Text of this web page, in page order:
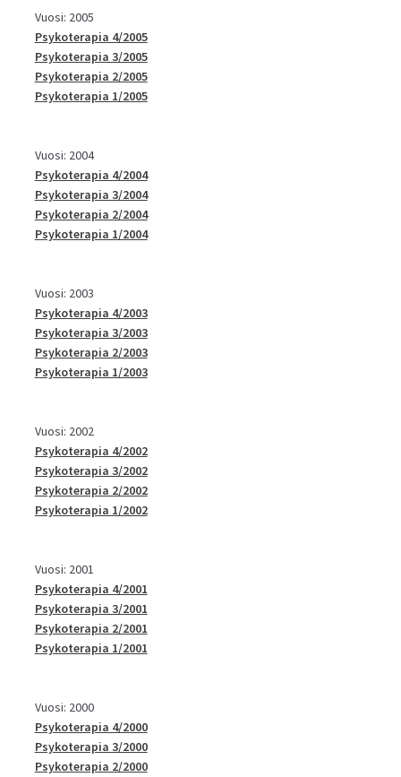
Vuosi: 2005
Psykoterapia 4/2005
Psykoterapia 3/2005
Psykoterapia 2/2005
Psykoterapia 1/2005
Vuosi: 2004
Psykoterapia 4/2004
Psykoterapia 3/2004
Psykoterapia 2/2004
Psykoterapia 1/2004
Vuosi: 2003
Psykoterapia 4/2003
Psykoterapia 3/2003
Psykoterapia 2/2003
Psykoterapia 1/2003
Vuosi: 2002
Psykoterapia 4/2002
Psykoterapia 3/2002
Psykoterapia 2/2002
Psykoterapia 1/2002
Vuosi: 2001
Psykoterapia 4/2001
Psykoterapia 3/2001
Psykoterapia 2/2001
Psykoterapia 1/2001
Vuosi: 2000
Psykoterapia 4/2000
Psykoterapia 3/2000
Psykoterapia 2/2000